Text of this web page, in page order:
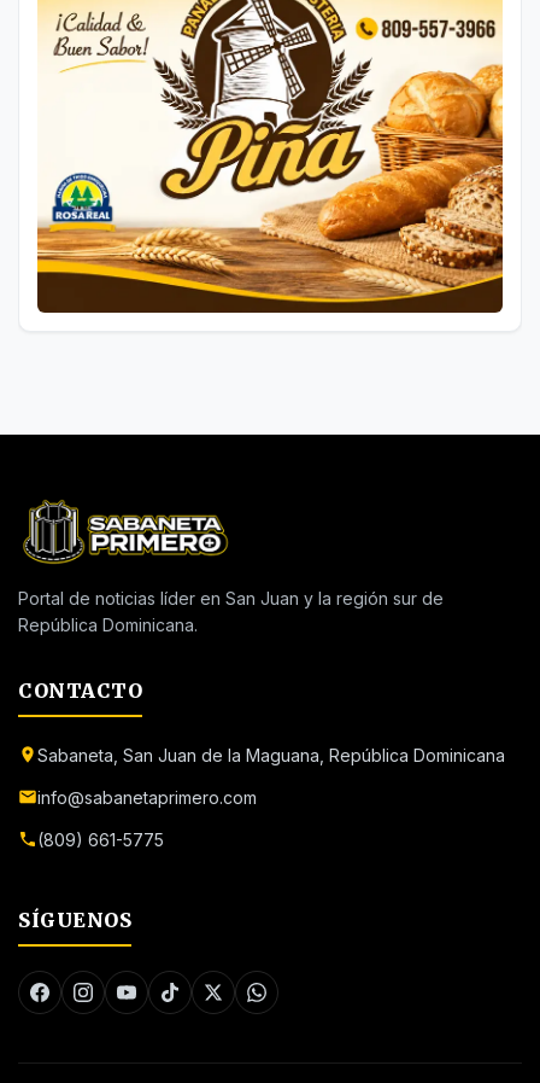
Portal de noticias líder en San Juan y la región sur de
República Dominicana.
CONTACTO
Sabaneta, San Juan de la Maguana, República Dominicana
info@sabanetaprimero.com
(809) 661-5775
SÍGUENOS